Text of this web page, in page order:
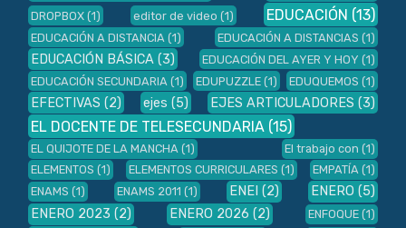
DROPBOX (1) editor de video (1) EDUCACIÓN (13)
EDUCACIÓN A DISTANCIA (1) EDUCACIÓN A DISTANCIAS (1)
EDUCACIÓN BÁSICA (3) EDUCACIÓN DEL AYER Y HOY (1)
EDUCACIÓN SECUNDARIA (1) EDUPUZZLE (1) EDUQUEMOS (1)
EFECTIVAS (2) ejes (5) EJES ARTICULADORES (3)
EL DOCENTE DE TELESECUNDARIA (15)
EL QUIJOTE DE LA MANCHA (1) El trabajo con (1)
ELEMENTOS (1) ELEMENTOS CURRICULARES (1) EMPATÍA (1)
ENAMS (1) ENAMS 2011 (1) ENEI (2) ENERO (5)
ENERO 2023 (2) ENERO 2026 (2) ENFOQUE (1)